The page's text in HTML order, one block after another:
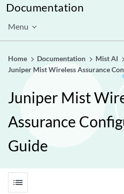
Documentation
Menu
Home Documentation Mist AI
Juniper Mist Wireless Assurance
Juniper Mist
Assurance
Guide
list